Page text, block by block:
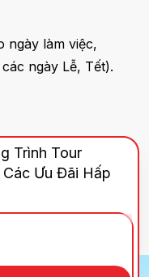
ngày làm việc,
ngày Lễ, Tết).
Trình Tour
Ưu Đãi Hấp